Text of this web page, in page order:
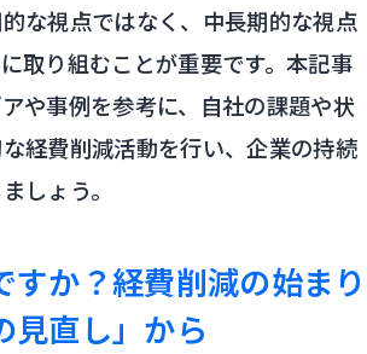
な視点ではなく、中長期的な視点
取り組むことが重要です。本記事
や事例を参考に、自社の課題や状
経費削減活動を行い、企業の持続
しょう。
すか？経費削減の始まり
見直し」から